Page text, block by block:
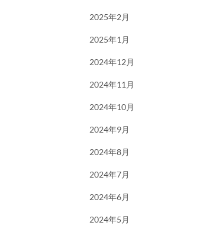
2025年2月
2025年1月
2024年12月
2024年11月
2024年10月
2024年9月
2024年8月
2024年7月
2024年6月
2024年5月